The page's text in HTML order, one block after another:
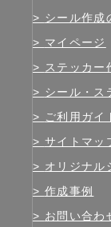
シール作成
マイページ
ステッカー
シール・ス
ご利用ガイ
サイトマッ
オリジナル
作成事例
お問い合わ